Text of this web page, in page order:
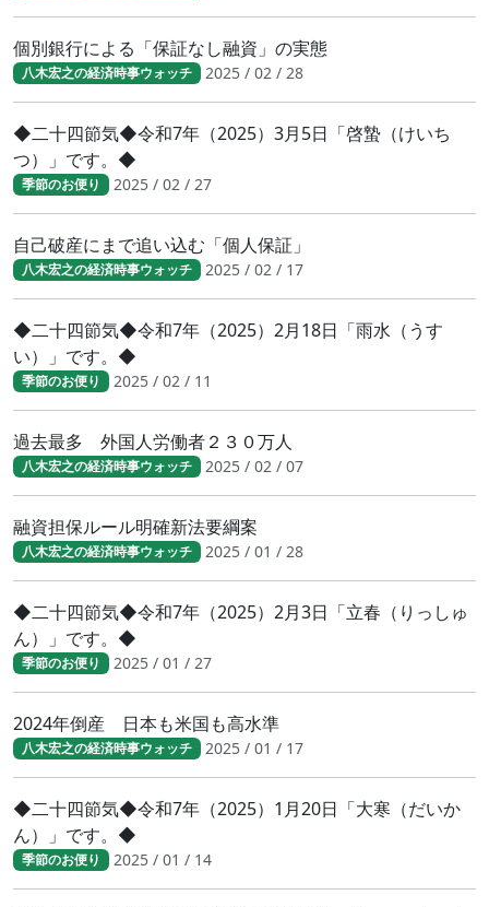
個別銀行による「保証なし融資」の実態
八木宏之の経済時事ウォッチ 2025 / 02 / 28
◆二十四節気◆令和7年（2025）3月5日「啓蟄（けいち
つ）」です。◆
季節のお便り 2025 / 02 / 27
自己破産にまで追い込む「個人保証」
八木宏之の経済時事ウォッチ 2025 / 02 / 17
◆二十四節気◆令和7年（2025）2月18日「雨水（うす
い）」です。◆
季節のお便り 2025 / 02 / 11
過去最多 外国人労働者２３０万人
八木宏之の経済時事ウォッチ 2025 / 02 / 07
融資担保ルール明確新法要綱案
八木宏之の経済時事ウォッチ 2025 / 01 / 28
◆二十四節気◆令和7年（2025）2月3日「立春（りっしゅ
ん）」です。◆
季節のお便り 2025 / 01 / 27
2024年倒産 日本も米国も高水準
八木宏之の経済時事ウォッチ 2025 / 01 / 17
◆二十四節気◆令和7年（2025）1月20日「大寒（だいか
ん）」です。◆
季節のお便り 2025 / 01 / 14